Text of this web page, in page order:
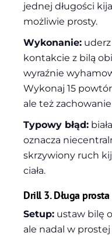
jednej długości
możliwie prosty.
Wykonanie:
kontakcie z bilą
wyraźnie
Wykonaj 15
ale też zachowanie
Typowy błąd:
oznacza
skrzywiony ruch
ciała.
Drill 3. Długa
Setup: ustaw bilę
ale nadal w prostej